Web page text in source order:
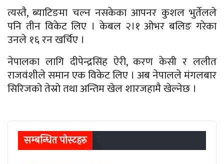
त्यस्तै, ब्याटिङमा चल्न नसकेका आपनर कुशल भुर्तेलले
पनि तीन विकेट लिए । केबल २।१ ओभर बलिङ गरेका
उनले १६ रन खर्चिए ।
नेपालका लागि दीपेन्द्रसिंह ऐरी, करण केसी र ललीत
राजवंशीले समान एक विकेट लिए । अब नेपालले मंगलबार
सिरिजको तेस्रो तथा अन्तिम खेल शारजहामै खेल्नेछ ।
सम्बन्धित पाेस्टहरु